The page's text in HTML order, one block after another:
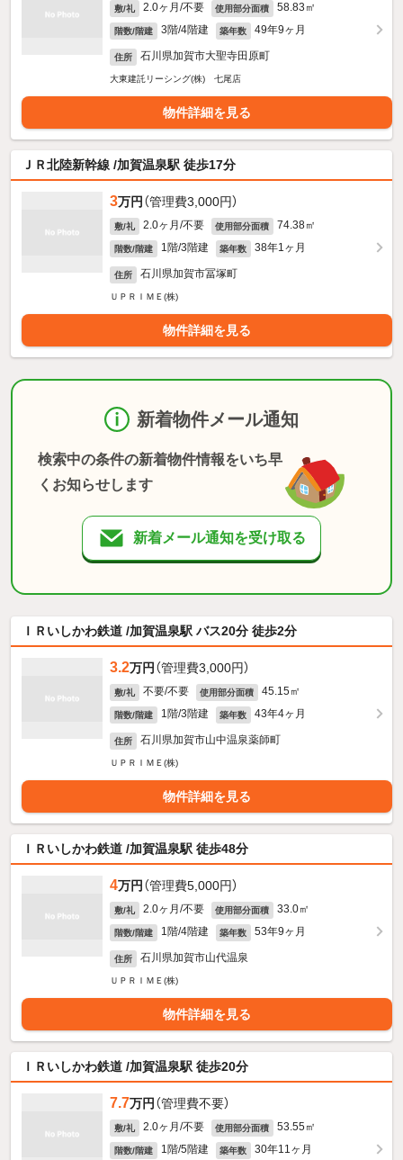
敷/礼 2.0ヶ月/不要 使用部分面積 58.83㎡
階数/階建 3階/4階建 築年数 49年9ヶ月
住所 石川県加賀市大聖寺田原町
大東建託リーシング(株) 七尾店
物件詳細を見る
ＪＲ北陸新幹線 /加賀温泉駅 徒歩17分
3万円 （管理費3,000円）
敷/礼 2.0ヶ月/不要 使用部分面積 74.38㎡
階数/階建 1階/3階建 築年数 38年1ヶ月
住所 石川県加賀市冨塚町
ＵＰＲＩＭＥ(株)
物件詳細を見る
新着物件メール通知
検索中の条件の新着物件情報をいち早
くお知らせします
新着メール通知を受け取る
ＩＲいしかわ鉄道 /加賀温泉駅 バス20分 徒歩2分
3.2万円 （管理費3,000円）
敷/礼 不要/不要 使用部分面積 45.15㎡
階数/階建 1階/3階建 築年数 43年4ヶ月
住所 石川県加賀市山中温泉薬師町
ＵＰＲＩＭＥ(株)
物件詳細を見る
ＩＲいしかわ鉄道 /加賀温泉駅 徒歩48分
4万円 （管理費5,000円）
敷/礼 2.0ヶ月/不要 使用部分面積 33.0㎡
階数/階建 1階/4階建 築年数 53年9ヶ月
住所 石川県加賀市山代温泉
ＵＰＲＩＭＥ(株)
物件詳細を見る
ＩＲいしかわ鉄道 /加賀温泉駅 徒歩20分
7.7万円 （管理費不要）
敷/礼 2.0ヶ月/不要 使用部分面積 53.55㎡
階数/階建 1階/5階建 築年数 30年11ヶ月